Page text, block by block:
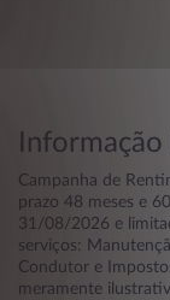
Informação
Campanha de
prazo 48 meses e
31/08/2026 e
serviços:
Condutor e
meramente